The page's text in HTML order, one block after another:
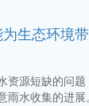
生态环境
源短缺的问题
雨水收集的进